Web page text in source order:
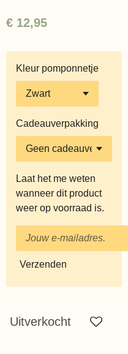
€ 12,95
Kleur pomponnetje
Cadeauverpakking
Laat het me weten
wanneer dit product
weer op voorraad is.
Verzenden
Uitverkocht